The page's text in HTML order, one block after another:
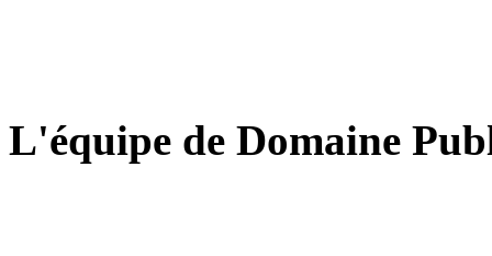
L'équipe de Domaine